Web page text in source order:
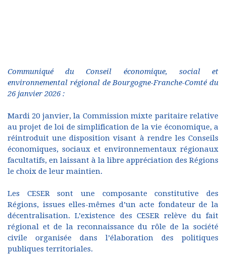
Communiqué du Conseil économique, social et
environnemental régional de Bourgogne-Franche-Comté du
26 janvier 2026 :
Mardi 20 janvier, la Commission mixte paritaire relative
au projet de loi de simplification de la vie économique, a
réintroduit une disposition visant à rendre les Conseils
économiques, sociaux et environnementaux régionaux
facultatifs, en laissant à la libre appréciation des Régions
le choix de leur maintien.
Les CESER sont une composante constitutive des
Régions, issues elles-mêmes d’un acte fondateur de la
décentralisation. L’existence des CESER relève du fait
régional et de la reconnaissance du rôle de la société
civile organisée dans l’élaboration des politiques
publiques territoriales.